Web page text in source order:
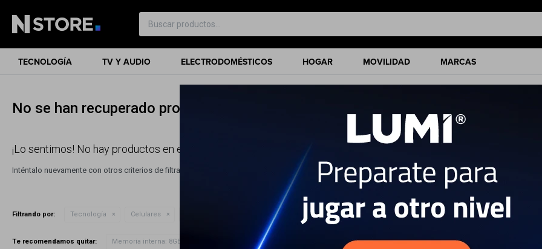
TECNOLOGÍA TV Y AUDIO ELECTRODOMÉSTICOS HOGAR MOVILIDAD MARCAS
No se han recuperado productos
¡Lo sentimos! No hay productos en esta sección.
Inténtalo nuevamente con otros criterios de filtrado o busca en otras secciones de nuestro catálogo.
Filtrando por: Tecnología Celulares Memoria interna:8GB Quitar filtros
Te recomendamos quitar: Memoria interna: 8GB